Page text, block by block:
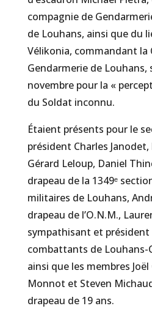
compagnie de
de Louhans, ainsi que du
Vélikonia, commandant la
Gendarmerie de Louhans,
novembre pour la «
du Soldat inconnu.
Étaient présents pour le
président Charles
Gérard Leloup, Daniel
drapeau de la 1349ᵉ
militaires de Louhans,
drapeau de l’O.N.M.,
sympathisant et président
combattants de Louhans-
ainsi que les membres
Monnot et Steven
drapeau de 19 ans.